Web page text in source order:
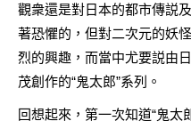
觀衆還是對日本的都市傳説
著恐懼的，但對二次元的妖
烈的興趣，而當中尤要説由
茂創作的“鬼太郎”系列。
回想起來，第一次知道“鬼太